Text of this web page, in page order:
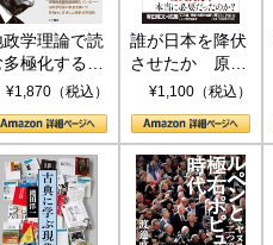
政学理論で読
多極化する世
トランプと
¥1,870（税込）
誰が日本を降伏
させたか 原爆
投下、ソ連参
(PHP新書)
¥1,100（税込）